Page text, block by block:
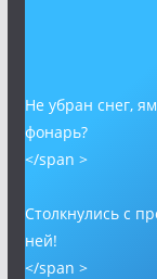
Не убран снег,
фонарь?
</span >
Столкнулись с
ней!
</span >